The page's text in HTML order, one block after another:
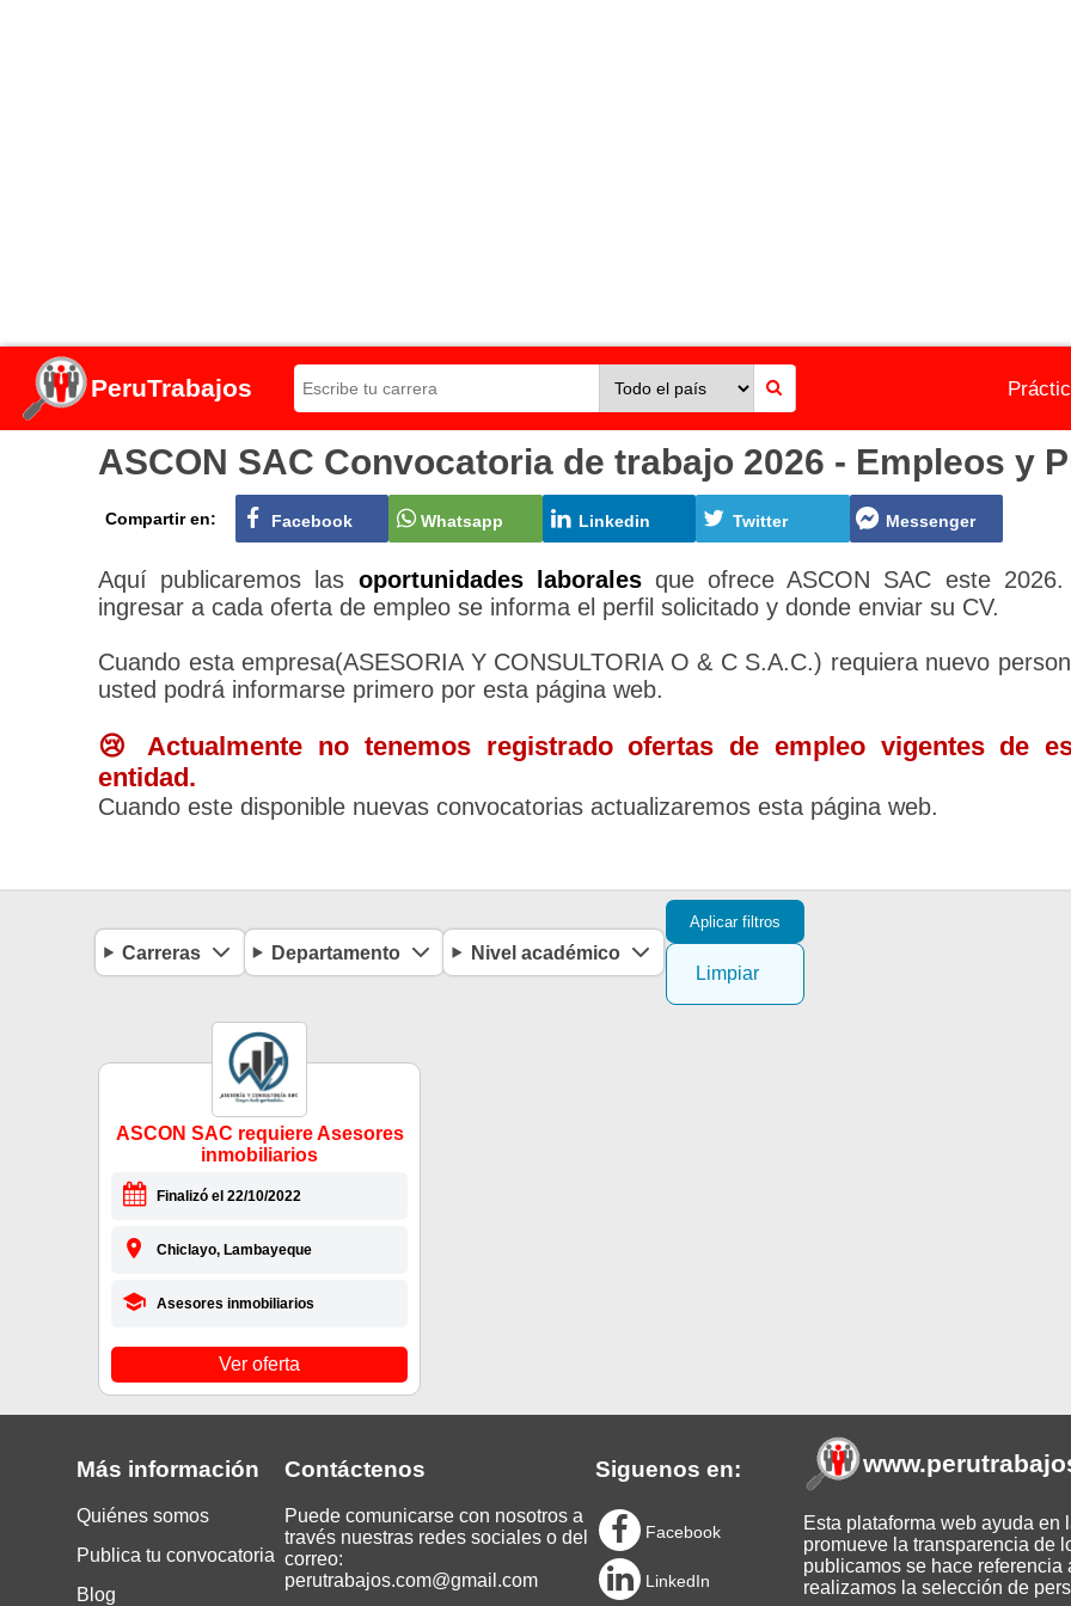
PeruTrabajos
ASCON SAC Convocatoria de trabajo 2026 - Empleos y
Compartir en: Facebook Whatsapp Linkedin Twitter Messenger
Aquí publicaremos las oportunidades laboralesque ofrece ASCON SAC este 2026.
ingresar a cada oferta de empleo se informa el perfil solicitado y donde enviar su CV.
Cuando esta empresa(ASESORIA Y CONSULTORIA O & C S.A.C.) requiera nuevo
usted podrá informarse primero por esta página web.
😢 Actualmente no tenemos registrado ofertas de empleo vigentes de
entidad.
Cuando este disponible nuevas convocatorias actualizaremos esta página web.
Carreras Departamento Nivel académico
Aplicar filtros
Limpiar
ASCON SAC requiere Asesores
inmobiliarios
Finalizó el 22/10/2022
Chiclayo, Lambayeque
Asesores inmobiliarios
Ver oferta
Más información
Quiénes somos
Publica tu convocatoria
Blog
Contáctenos
Puede comunicarse con nosotros a
través nuestras redes sociales o del
correo:
perutrabajos.com@gmail.com
Siguenos en:
Facebook
LinkedIn
Esta plataforma web ayuda
promueve la transparencia de
publicamos se hace
realizamos la selección de